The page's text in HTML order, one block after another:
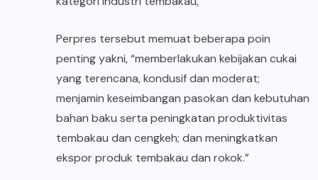
Perpres tersebut memuat beberapa poin
penting yakni, “memberlakukan kebijakan cukai
yang terencana, kondusif dan moderat;
menjamin keseimbangan pasokan dan kebutuhan
bahan baku serta peningkatan produktivitas
tembakau dan cengkeh; dan meningkatkan
ekspor produk tembakau dan rokok.”